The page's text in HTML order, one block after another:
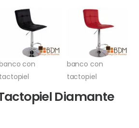
con
tactopiel
banco con
tactopiel
Diamante